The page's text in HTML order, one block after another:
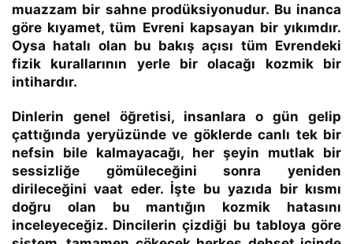
muazzam bir sahne prodüksiyonudur. Bu inanca
göre kıyamet, tüm Evreni kapsayan bir yıkımdır.
Oysa hatalı olan bu bakış açısı tüm Evrendeki
fizik kurallarının yerle bir olacağı kozmik bir
intihardır.
Dinlerin genel öğretisi, insanlara o gün gelip
çattığında yeryüzünde ve göklerde canlı tek bir
nefsin bile kalmayacağı, her şeyin mutlak bir
sessizliğe gömüleceğini sonra yeniden
dirileceğini vaat eder. İşte bu yazıda bir kısmı
doğru olan bu mantığın kozmik hatasını
inceleyeceğiz. Dincilerin çizdiği bu tabloya göre